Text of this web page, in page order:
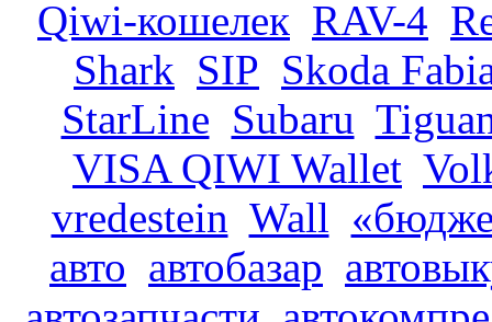
Qiwi-кошелек RAV-4
Shark SIP Skoda
StarLine Subaru
VISA QIWI Wallet
vredestein Wall
авто автобазар